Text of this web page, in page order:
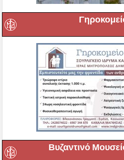
Βυζαντινό